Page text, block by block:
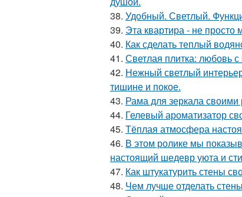
38. Удобный. Светлый.
39. Эта квартира - не просто
40. Как сделать теплый
41. Светлая плитка: любовь
42. Нежный светлый
тишине и покое.
43. Рама для зеркала своими
44. Гелевый ароматизатор
45. Тёплая атмосфера
46. В этом ролике мы
настоящий шедевр уюта и
47. Как штукатурить стены
48. Чем лучше отделать